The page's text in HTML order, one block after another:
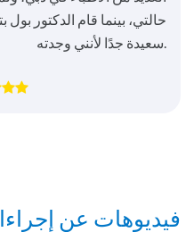
حالتي، بينما قام الدكتور
سعيدة جدًا لأنني وجدته.
فيديوهات عن